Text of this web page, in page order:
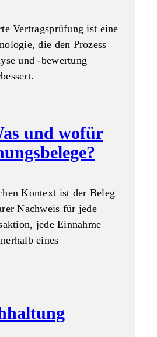
Vertragsprüfung ist eine
die den Prozess
und -bewertung
und wofür
Kontext ist der Beleg
Nachweis für jede
jede Einnahme
eines